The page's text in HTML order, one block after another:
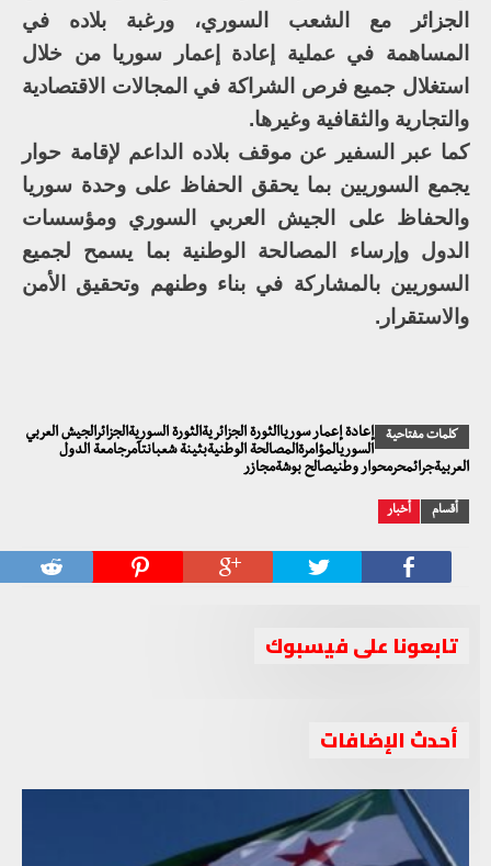
الجزائر مع الشعب السوري، ورغبة بلاده في
المساهمة في عملية إعادة إعمار سوريا من خلال
استغلال جميع فرص الشراكة في المجالات الاقتصادية
والتجارية والثقافية وغيرها.
كما عبر السفير عن موقف بلاده الداعم لإقامة حوار
يجمع السوريين بما يحقق الحفاظ على وحدة سوريا
والحفاظ على الجيش العربي السوري ومؤسسات
الدول وإرساء المصالحة الوطنية بما يسمح لجميع
السوريين بالمشاركة في بناء وطنهم وتحقيق الأمن
والاستقرار.
كلمات مفتاحية
إعادة إعمار سورياالثورة الجزائريةالثورة السوريةالجزائرالجيش العربي
السوريالمؤامرةالمصالحة الوطنيةبثينة شعبانتآمرجامعة الدول
العربيةجرائمحرمحوار وطنيصالح بوشةمجازر
أقسام أخبار
تابعونا على فيسبوك
أحدث الإضافات